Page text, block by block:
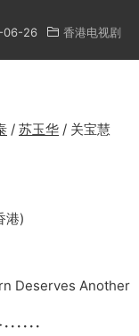
06-26 香港电视剧
/ 苏玉华 / 关宝慧
港)
Deserves Another
· · · ·